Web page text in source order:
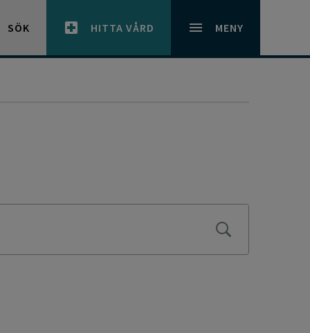
SÖK HITTA VÅRD MENY